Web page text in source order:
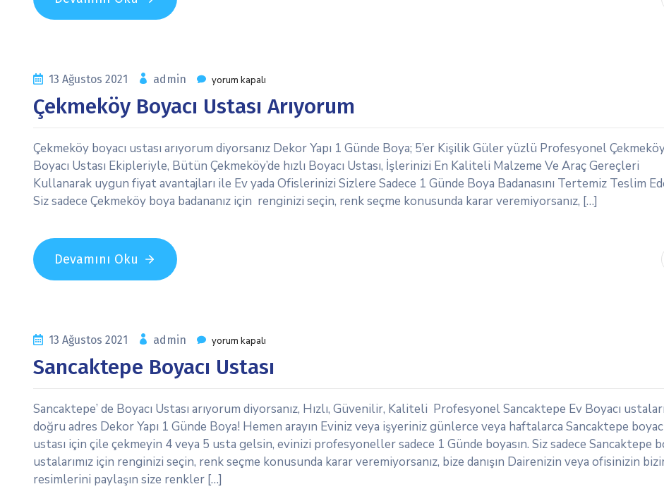
13 Ağustos 2021 admin yorum kapalı
Çekmeköy Boyacı Ustası Arıyorum
Çekmeköy boyacı ustası arıyorum diyorsanız Dekor Yapı 1 Günde Boya; 5’er Kişilik Güler yüzlü Profesyonel
Boyacı Ustası Ekipleriyle, Bütün Çekmeköy’de hızlı Boyacı Ustası, İşlerinizi En Kaliteli Malzeme Ve Araç Gereçleri
Kullanarak uygun fiyat avantajları ile Ev yada Ofislerinizi Sizlere Sadece 1 Günde Boya Badanasını Tertemiz Teslim
Siz sadece Çekmeköy boya badananız için renginizi seçin, renk seçme konusunda karar veremiyorsanız, […]
Devamını Oku
13 Ağustos 2021 admin yorum kapalı
Sancaktepe Boyacı Ustası
Sancaktepe’ de Boyacı Ustası arıyorum diyorsanız, Hızlı, Güvenilir, Kaliteli Profesyonel Sancaktepe Ev Boyacı
doğru adres Dekor Yapı 1 Günde Boya! Hemen arayın Eviniz veya işyeriniz günlerce veya haftalarca Sancaktepe
ustası için çile çekmeyin 4 veya 5 usta gelsin, evinizi profesyoneller sadece 1 Günde boyasın. Siz sadece Sancaktepe
ustalarımız için renginizi seçin, renk seçme konusunda karar veremiyorsanız, bize danışın Dairenizin veya ofisinizin
resimlerini paylaşın size renkler […]